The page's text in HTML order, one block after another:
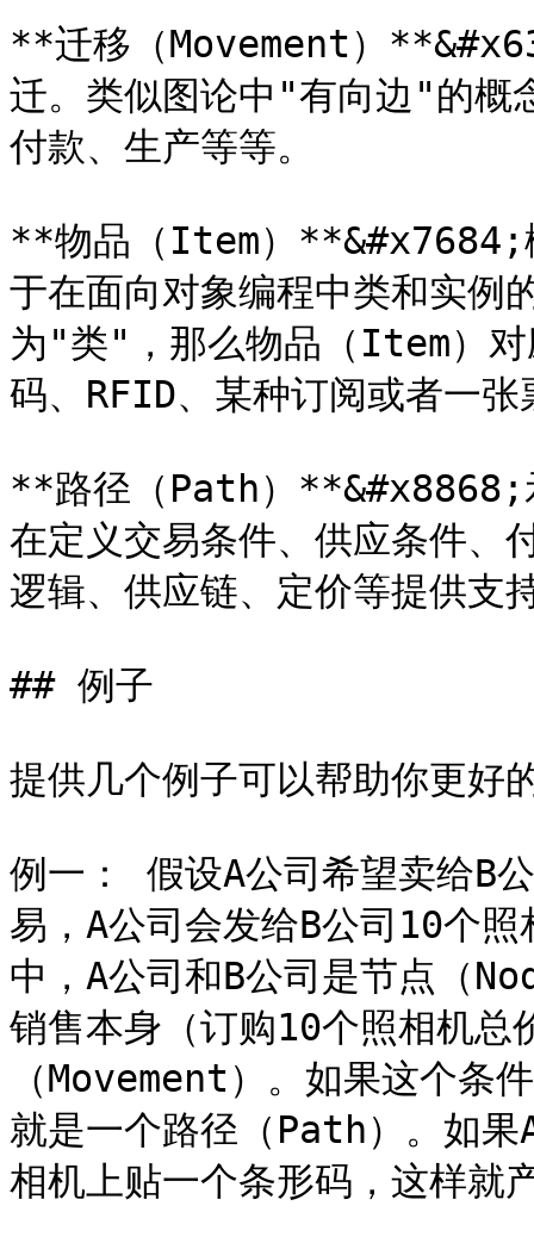
**迁移（Movement）
迁。类似图论中"有向边"的概
付款、生产等等。
**物品（Item）**&#x7684;
于在面向对象编程中类和实例
为"类"，那么物品（Item）
码、RFID、某种订阅或者一张
**路径（Path）**&#x8868;
在定义交易条件、供应条件、
逻辑、供应链、定价等提供支
## 例子
提供几个例子可以帮助你更好
例一： 假设A公司希望卖给B
易，A公司会发给B公司10个
中，A公司和B公司是节点（
销售本身（订购10个照相机总
（Movement）。如果这个条
就是一个路径（Path）。如果
相机上贴一个条形码，这样